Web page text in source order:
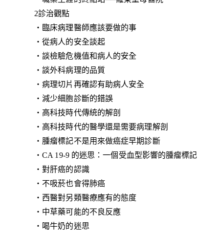
2診治觀點
‧臨床病理醫師應該要做的事
‧從病人的安全談起
‧談檢驗危機值和病人的安全
‧談外科病理的品質
‧病理切片再確認有助病人安全
‧減少細胞診斷的錯誤
‧高科技時代傳統的解剖
‧高科技時代的醫學還是需要病理解剖
‧腫瘤標記不是用來做癌症早期診斷
‧CA 19-9 的迷思：一個受血型影響的腫瘤標記
‧對肝癌的認識
‧不吸菸也會得肺癌
‧西醫對另類醫療應有的態度
‧中草藥可能的不良反應
‧喝牛奶的迷思